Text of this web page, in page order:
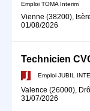
Emploi TOMA Interim
Vienne (38200),
01/08/2026
Technicien
Emploi JUBIL
Valence (26000),
31/07/2026